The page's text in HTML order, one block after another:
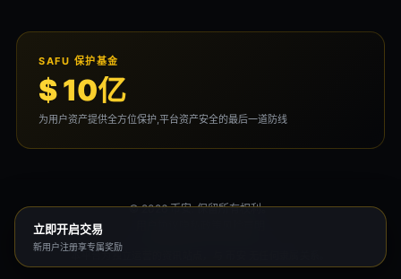
SAFU 保护基金
$ 10亿
为用户资产提供全方位保护,平台资产安全的最后一道防线
© 2026 币安. 保留所有权利。
立即开启交易
新用户注册享专属奖励